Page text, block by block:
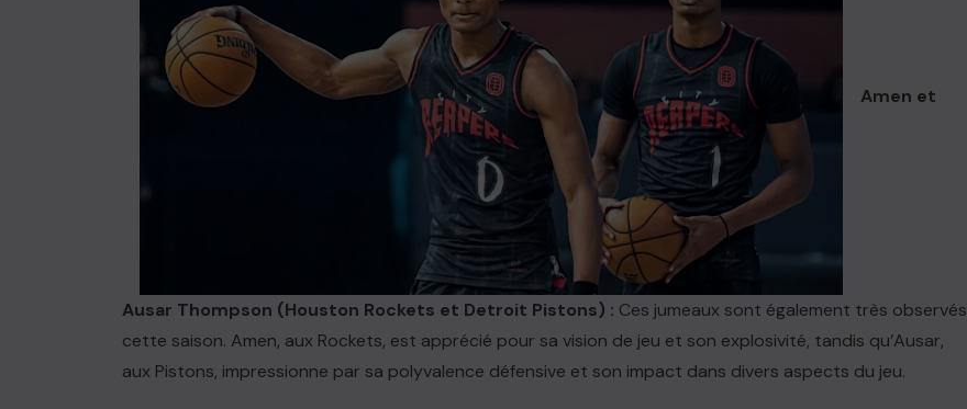
Amen et
Ausar Thompson (Houston Rockets et Detroit Pistons) : Ces jumeaux sont également très observés
cette saison. Amen, aux Rockets, est apprécié pour sa vision de jeu et son explosivité, tandis qu’Ausar,
aux Pistons, impressionne par sa polyvalence défensive et son impact dans divers aspects du jeu.